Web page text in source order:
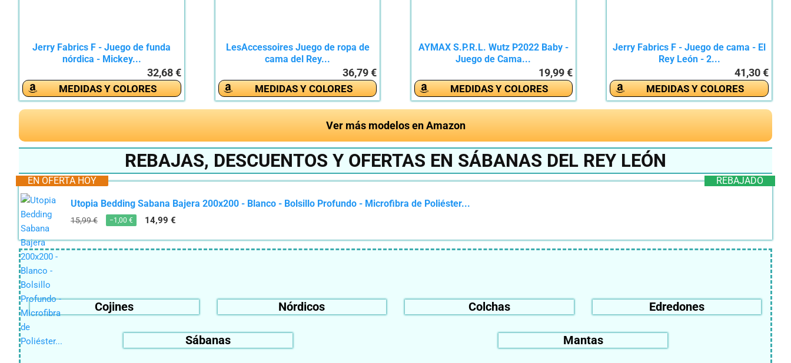
Jerry Fabrics F - Juego de funda
nórdica - Mickey...
32,68 €
MEDIDAS Y COLORES
LesAccessoires Juego de ropa de
cama del Rey...
36,79 €
MEDIDAS Y COLORES
AYMAX S.P.R.L. Wutz P2022 Baby -
Juego de Cama...
19,99 €
MEDIDAS Y COLORES
Jerry Fabrics F - Juego de cama - El
Rey León - 2...
41,30 €
MEDIDAS Y COLORES
Ver más modelos en Amazon
REBAJAS, DESCUENTOS Y OFERTAS EN SÁBANAS DEL REY LEÓN
REBAJADO
EN OFERTA HOY
Utopia Bedding Sabana Bajera 200x200 - Blanco - Bolsillo Profundo - Microfibra de Poliéster...
15,99 € −1,00 € 14,99 €
Cojines Nórdicos Colchas Edredones
Sábanas Mantas